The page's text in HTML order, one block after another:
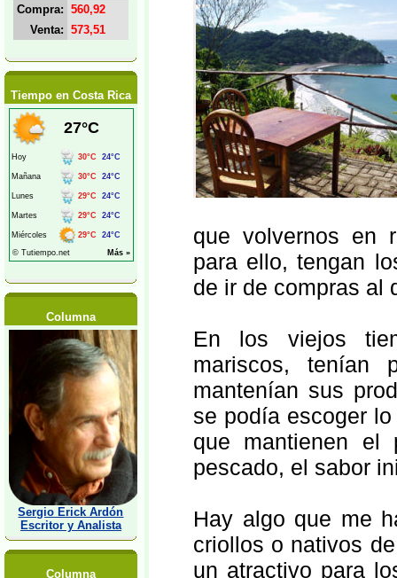
Compra: 560,92
Venta: 573,51
Tiempo en Costa Rica
Columna
Sergio Erick Ardón
Escritor y Analista
Columna
que volvernos en
para ello, tengan
de ir de compras al
En los viejos
mariscos, tenían
mantenían sus
se podía escoger
que mantienen
pescado, el sabor
Hay algo que me
criollos o nativos
un atractivo para